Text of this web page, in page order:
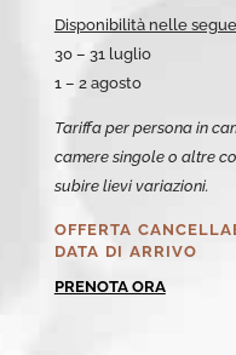
Disponibilità nelle
30 – 31 luglio
1 – 2 agosto
Tariffa per persona in
camere singole o altre
subire lievi variazioni.
offerta
data di arrivo
PRENOTA ORA